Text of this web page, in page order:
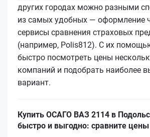
других городах можно разными
из самых удобных — оформление
сервисы сравнения страховых
(например, Polis812). С их
быстро посмотреть цены
компаний и подобрать наиболее
вариант.
Купить ОСАГО ВАЗ 2114 в
быстро и выгодно: сравните